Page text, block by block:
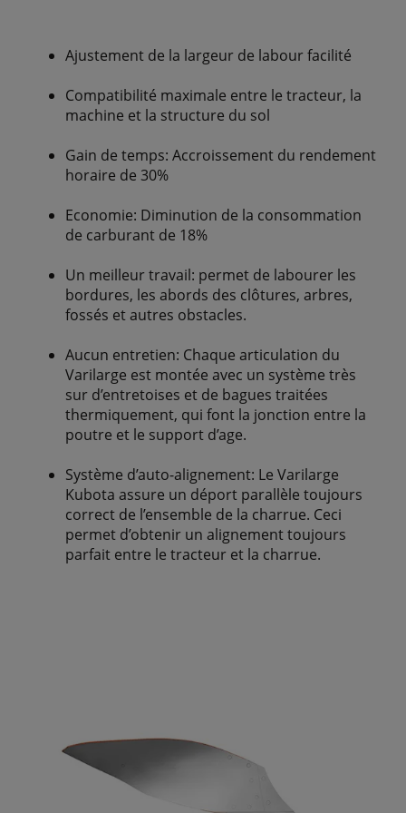
Ajustement de la largeur de labour facilité
Compatibilité maximale entre le tracteur, la
machine et la structure du sol
Gain de temps: Accroissement du rendement
horaire de 30%
Economie: Diminution de la consommation
de carburant de 18%
Un meilleur travail: permet de labourer les
bordures, les abords des clôtures, arbres,
fossés et autres obstacles.
Aucun entretien: Chaque articulation du
Varilarge est montée avec un système très
sur d’entretoises et de bagues traitées
thermiquement, qui font la jonction entre la
poutre et le support d’age.
Système d’auto-alignement: Le Varilarge
Kubota assure un déport parallèle toujours
correct de l’ensemble de la charrue. Ceci
permet d’obtenir un alignement toujours
parfait entre le tracteur et la charrue.